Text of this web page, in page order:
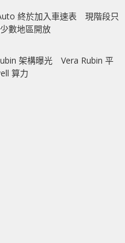
終於加入車速表 現階段只
數地區開放
架構曝光 Vera Rubin 平
算力